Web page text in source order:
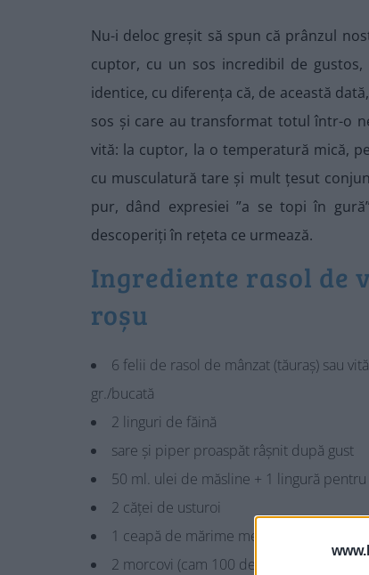
Nu-i deloc greșit să spun că prânzul
cuptor, cu un sos incredibil de gustos,
identice, cu diferența că, de această
sos și care au transformat totul într-o
vită: la cuptor, la o temperatură mică,
cu musculatură tare și mult țesut
pur, dând expresiei ”a se topi în
descoperiți în rețeta ce urmează.
Ingrediente rasol de
roșu
6 felii de rasol de mânzat (tăuraș) sau
gr./bucată
2 linguri de făină
sare și piper proaspăt râșnit după gust
50 ml. ulei de măsline + 1 lingură
2 căței de usturoi
1 ceapă de mărime medie (80-100 de
2 morcovi (cam 100 de grame)